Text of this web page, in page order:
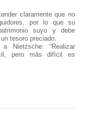
claramente que no
por lo que su
suyo y debe
tesoro preciado.
Nietzsche: “Realizar
pero más difícil es